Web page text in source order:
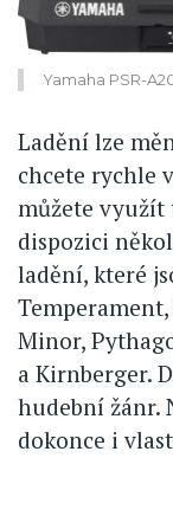
Yamaha PSR-
Ladění lze
chcete rychle
můžete využít
dispozici
ladění, které
Minor,
a Kirnberger.
hudební žánr.
dokonce i